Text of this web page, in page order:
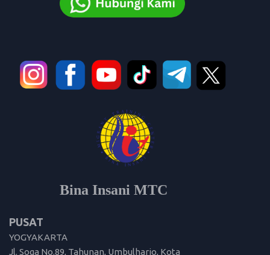
Bina Insani MTC
PUSAT
YOGYAKARTA
Jl. Soga No.89, Tahunan, Umbulharjo, Kota